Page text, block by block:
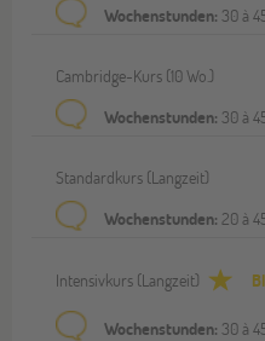
Wochenstunden: 30 à
Cambridge-Kurs (10 Wo.)
Wochenstunden: 30 à
Standardkurs (Langzeit)
Wochenstunden: 20 à
Intensivkurs (Langzeit)
Wochenstunden: 30 à